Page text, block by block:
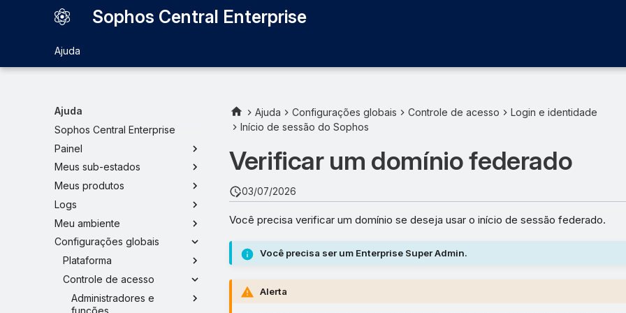
Sophos Central Enterprise
Ajuda
Ajuda
Sophos Central Enterprise
Painel
Meus sub-estados
Meus produtos
Logs
Meu ambiente
Configurações globais
Plataforma
Controle de acesso
Administradores e
funções
Ajuda Configurações globais Controle de acesso
Login e identidade
Início de sessão do Sophos
Verificar um domínio federado
03/07/2026
Você precisa verificar um domínio se deseja usar o início de sessão federado.
Você precisa ser um Enterprise Super Admin.
Alerta